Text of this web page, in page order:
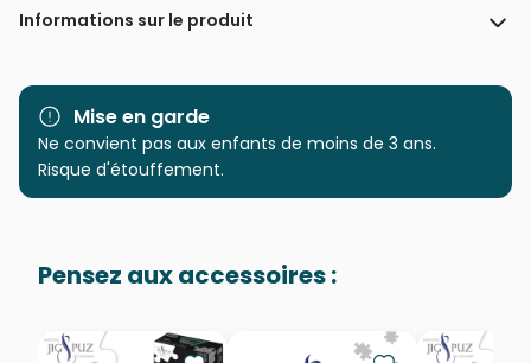
Mouki est un puzzle sur le thème de la ferme. Une jolie
base en forme de ferme en feutrine brodée et imprimée
pièces en bois sur une base en feutrine.
Informations sur le produit
Marque Djeco
Catégorie
Puzzles - Animaux de la
Mise en garde
Ne convient pas aux enfants de moins de 3 ans.
Risque d'étouffement.
Pensez aux accessoires :